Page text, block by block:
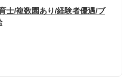
士/複数園あり/経験者優遇/ブ